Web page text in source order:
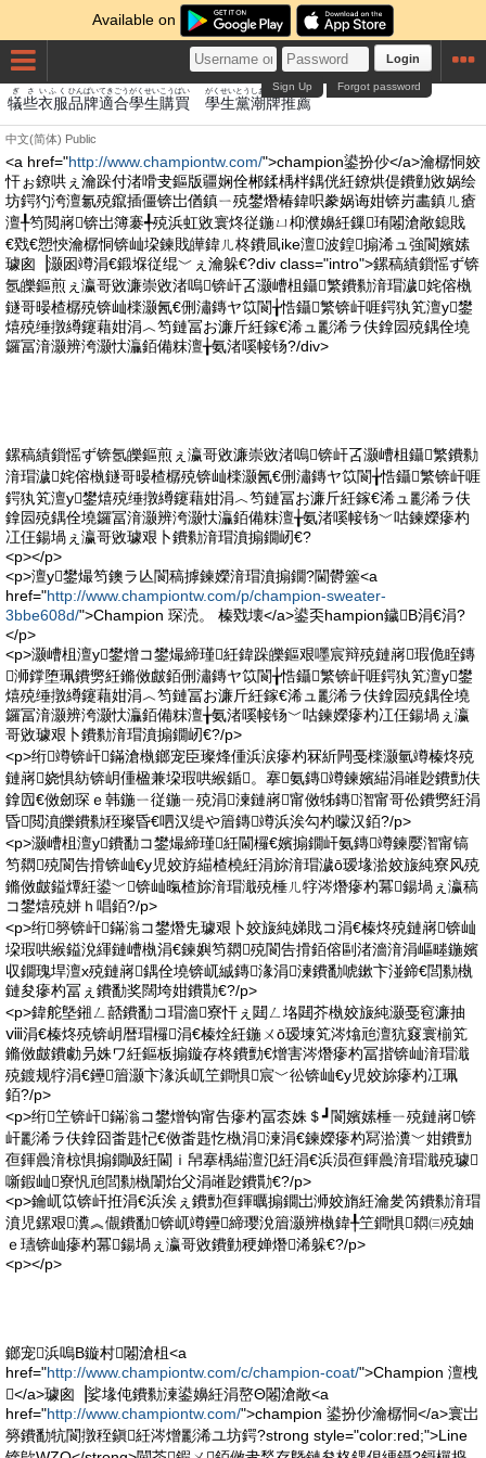
Available on
Login
Forgot password
Sign Up
犠
ぎ
些
さ
衣服
いふく
品
ひん
牌
ぱい
適合
てきごう
學生
がくせい
購買
こうばい
學生
がくせい
黨
とう
潮
しお
牌
ぱい
推薦
すいせん
中文(简体) Public
<a href="http://www.championtw.com/">champion鍙扮仯</a>瀹樼恫姣
忓ぉ鐐哄ぇ瀹跺付渚嗗叏鏂版疆娴佺郴鍒楀柈鍝侊紝鐐烘偍鐨勭敓娲绘
坊鍔犳洿澶氱殑鑹插僵锛岀偤鎮ㄧ殑鐢熸椿鍏呮豢娲诲姏锛岃畵鎮ㄦ瘡
澶╀笉閲嶈锛岀簿褰╃殑浜虹敓寰炵従鍦ㄩ枊濮嬶紝鏁珛闂滄敞鎴戝
€戣€愬悏瀹樼恫锛屾垜鍊戝皣鍏ㄦ柊鐨凬ike澶波鍠搧浠ュ強閬嬪嫊
璩囪▕灏囦竴涓€鍛堢従绲﹀ぇ瀹躲€?div class="intro">鏍稿績鎻愮ず锛
氬皪鏂煎ぇ瀛哥敓濂崇敓渚嗚锛屽叾灏嶆柤鑷繁鐨勬湇瑁濊姹傛槸
鐩哥暥楂樼殑锛屾檪灏氥€侀潚鏄ヤ笖閬╁悎鑷繁锛屽啀鍔犱笂澶у鐢
熺殑缍撴繜鑳藉姏涓︿笉鏈冨お濂斤紝鎵€浠ュ彲浠ラ伕鎿囩殑鍝佺墝
鑼冨湇灏辨洿灏忕灜銆備粖澶╁氨渚嗘帹钖?/div>
鏍稿績鎻愮ず锛氬皪鏂煎ぇ瀛哥敓濂崇敓渚嗚锛屽叾灏嶆柤鑷繁鐨勬
湇瑁濊姹傛槸鐩哥暥楂樼殑锛屾檪灏氥€侀潚鏄ヤ笖閬╁悎鑷繁锛屽啀
鍔犱笂澶у鐢熺殑缍撴繜鑳藉姏涓︿笉鏈冨お濂斤紝鎵€浠ュ彲浠ラ伕
鎿囩殑鍝佺墝鑼冨湇灏辨洿灏忕灜銆備粖澶╁氨渚嗘帹钖﹀咕鍊嬫瘮杓
冮仼鍚堝ぇ瀛哥敓璩艰卜鐨勬湇瑁濆搧鐗屻€?
<p></p>
<p>澶у鐢熶笉鐭ラ亾閬稿摢鍊嬫湇瑁濆搧鐗?閫欎簺<a
href="http://www.championtw.com/p/champion-sweater-
3bbe608d/">Champion 琛涜。 榛戣壊</a>鍙奀hampion鐬В涓€涓?
</p>
<p>灏嶆柤澶у鐢熷コ鐢熶締瑾紝鍏跺皪鏂艰嚜宸辩殑鏈嶈瑕佹眰鏄
浉鐣堕珮鐨勶紝鏅傚皻銆侀潚鏄ヤ笖閬╁悎鑷繁锛屽啀鍔犱笂澶у鐢
熺殑缍撴繜鑳藉姏涓︿笉鏈冨お濂斤紝鎵€浠ュ彲浠ラ伕鎿囩殑鍝佺墝
鑼冨湇灏辨洿灏忕灜銆備粖澶╁氨渚嗘帹钖﹀咕鍊嬫瘮杓冮仼鍚堝ぇ瀛
哥敓璩艰卜鐨勬湇瑁濆搧鐗屻€?/p>
<p>绗竴锛屽鏋滄槸鎯宠臣璨烽偅浜涙瘮杓冧紤闁戞檪灏氫竴榛炵殑
鏈嶈娆惧紡锛岄偅楹兼垜瑕哄緱鍎。搴氨鏄竴鍊嬪緢涓嶉尟鐨勯伕
鎿囥€傚劒琛ｅ韩鍦ㄧ従鍦ㄧ殑涓湅鏈嶈甯傚牬鏄潪甯哥伀鐨勶紝涓
昏閲濆皪鐨勬秷璨昏€呬汉缇や篃鏄竴浜涘勾杓曚汉銆?/p>
<p>灏嶆柤澶у鐨勫コ鐢熶締瑾紝閫欏€嬪搧鐗屽氨鏄竴鍊嬮潪甯镐
笉閷殑閬告搰锛屾€у児姣斿緢楂橈紝涓旀湇瑁濊ō瑷堟湁姣旇純寮风殑
鏅傚皻鎰燂紝鍙﹀锛屾暣楂旀湇瑁濈殑棰ㄦ牸涔熸瘮杓冪鍚堝ぇ瀛稿
コ鐢熺殑姘ｈ唱銆?/p>
<p>绗簩锛屽鏋滃コ鐢熸兂璩艰卜姣旇純娣戝コ涓€榛炵殑鏈嶈锛屾
垜瑕哄緱鎰涗緷鏈嶆槸涓€鍊嬩笉閷殑閬告搰銆傛剾渚濇湇涓嶇畻鍦嬪
収鐗瑰垾澶х殑鏈嶈鍝佺墝锛屼絾鏄湪涓湅鐨勫唬鏉卞湴鍗€閭勬槸
鏈夋瘮杓冨ぇ鐨勫奖闊垮姏鐨勩€?/p>
<p>鍏舵墍鎺ㄥ嚭鐨勫コ瑁濇寮忓ぇ閮ㄥ垎閮芥槸姣旇純灏戞窇濂抽
ⅷ涓€榛炵殑锛岄暦瑁欏涓€榛烇紝鍦ㄨō瑷堜笂涔熻兘澶犺窡寰椾笂
鏅傚皻鐨勮叧姝ワ紝鏂板搧鏇存柊鐨勯€熷害涔熸瘮杓冨揩锛屾湇瑁濈
殑鍍规牸涓€鑸篃灏卞湪浜屼笁鐧惧宸﹀彸锛屾€у児姣旀瘮杓冮珮
銆?/p>
<p>绗笁锛屽鏋滃コ鐢熷钩甯告瘮杓冨枩姝＄┛閬嬪嫊棰ㄧ殑鏈嶈锛
屽彲浠ラ伕鎿囧畨韪忋€傚畨韪忔槸涓湅涓€鍊嬫瘮杓冩湁瀵﹀姏鐨勯
亱鍕曟湇椋惧搧鐗岋紝閫ｉ帠搴楀緢澶氾紝涓€浜涢亱鍕曟湇瑁濈殑璩
噺鍜屾寮忛兘閭勬槸闈炲父涓嶉尟鐨勩€?/p>
<p>鑰屼笖锛屽拰涓€浜涘ぇ鐨勯亱鍕曞搧鐗岀浉姣旓紝瀹夎笍鐨勬湇瑁
濆児鏍艰瀵︽儬鐨勫锛屼竴鑸締璎涗篃灏辨槸鍏╀笁鐧惧閷㈢殑妯
ｅ瓙锛屾瘮杓冪鍚堝ぇ瀛哥敓鐨勭稉婵熸浠躲€?/p>
<p></p>
鎯宠浜嗚В鏇村闂滄柤<a
href="http://www.championtw.com/c/champion-coat/">Champion 澶栧
</a>璩囪▕娑堟伅鐨勬湅鍙嬶紝涓嶅Θ闂滄敞<a
href="http://www.championtw.com/">champion 鍙扮仯瀹樼恫</a>寰岀
簩鐨勫牨閬撴秷鎭紝涔熷彲浠ユ坊鍔?strong style="color:red;">Line